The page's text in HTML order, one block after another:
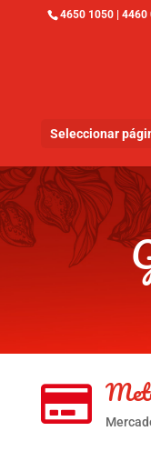
4650 1050 | 4460
Seleccionar
